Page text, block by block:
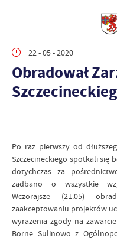
22 - 05 - 2020
Obradował
Po raz pierwszy od
Szczecineckiego spotkali się
dotychczas za
zadbano o wszystkie
Wczorajsze (21.05)
zaakceptowaniu projektów
wyrażenia zgody na
Borne Sulinowo z